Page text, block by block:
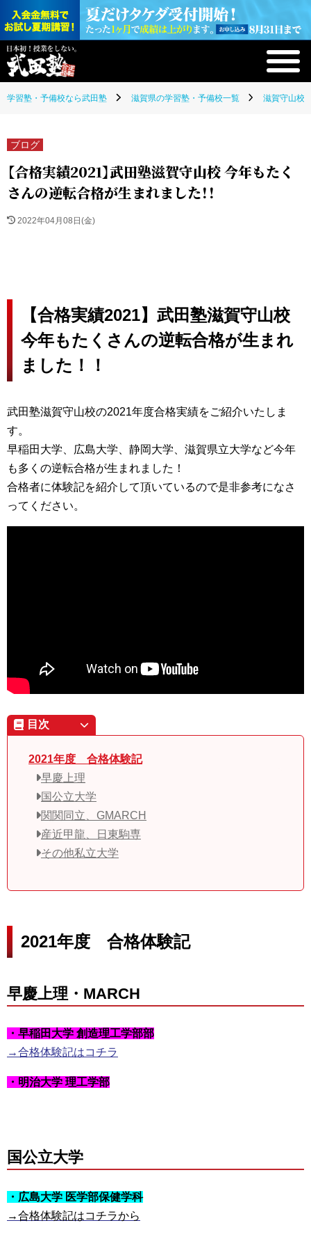
学習塾・予備校なら武田塾 滋賀県の学習塾・予備校一覧 滋賀守山校(
ブログ
【合格実績2021】武田塾滋賀守山校 今年もたく
さんの逆転合格が生まれました！！
2022年04月08日(金)
【合格実績2021】武田塾滋賀守山校
今年もたくさんの逆転合格が生まれ
ました！！
武田塾滋賀守山校の2021年度合格実績をご紹介いたしま
す。
早稲田大学、広島大学、静岡大学、滋賀県立大学など今年
も多くの逆転合格が生まれました！
合格者に体験記を紹介して頂いているので是非参考になさ
ってください。
目次
2021年度 合格体験記
早慶上理
国公立大学
関関同立、GMARCH
産近甲龍、日東駒専
その他私立大学
2021年度 合格体験記
早慶上理・MARCH
・早稲田大学 創造理工学部部
→合格体験記はコチラ
・明治大学 理工学部
国公立大学
・広島大学 医学部保健学科
→合格体験記はコチラから